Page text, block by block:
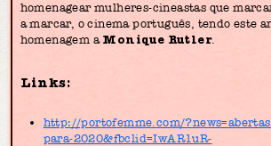
homenagear mulheres-cineastas que
a marcar, o cinema português, tendo este
homenagem a Monique Rutler.
Links:
http://portofemme.com/
para-2020&fbclid=IwAR1uR-